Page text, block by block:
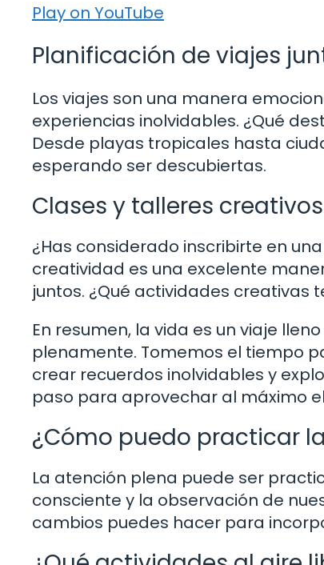
Play on YouTube
Planificación de viajes
Los viajes son una manera
experiencias inolvidables. ¿Qué
Desde playas tropicales hasta
esperando ser descubiertas.
Clases y talleres creativos
¿Has considerado inscribirte en
creatividad es una excelente
juntos. ¿Qué actividades
En resumen, la vida es un viaje
plenamente. Tomemos el tiempo
crear recuerdos inolvidables y
paso para aprovechar al máximo
¿Cómo puedo practicar
La atención plena puede ser
consciente y la observación de
cambios puedes hacer para